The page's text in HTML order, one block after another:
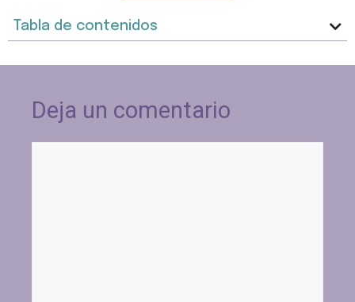
Tabla de contenidos
Deja un comentario